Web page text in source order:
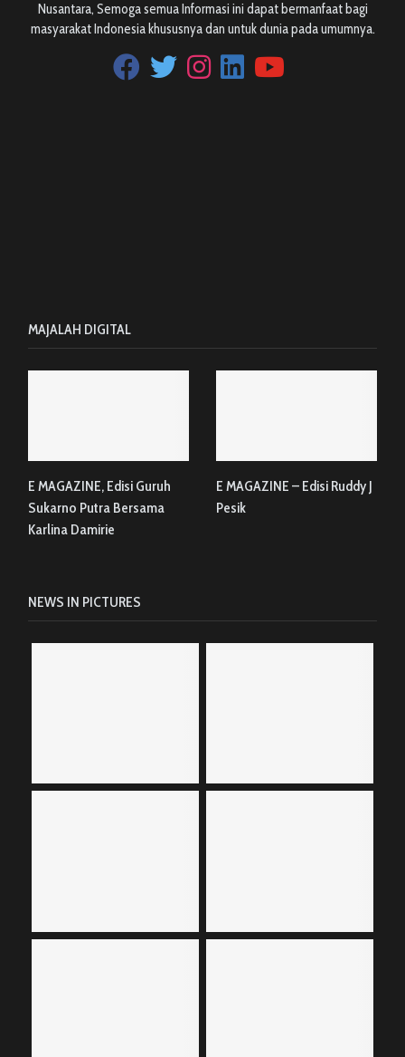
Nusantara, Semoga semua Informasi ini dapat bermanfaat bagi
masyarakat Indonesia khususnya dan untuk dunia pada umumnya.
MAJALAH DIGITAL
E MAGAZINE, Edisi Guruh
Sukarno Putra Bersama
Karlina Damirie
E MAGAZINE – Edisi Ruddy J
Pesik
NEWS IN PICTURES